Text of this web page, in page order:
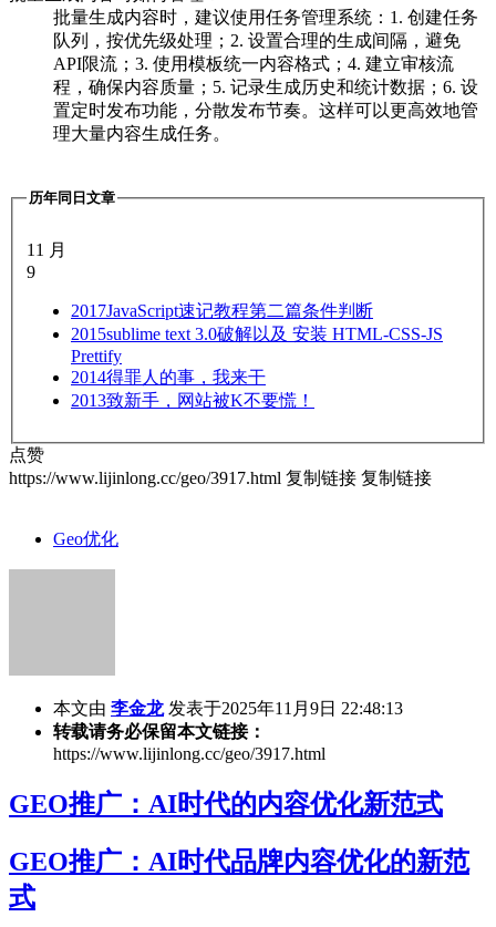
批量生成内容时，建议使用任务管理系统：1. 创建任务
队列，按优先级处理；2. 设置合理的生成间隔，避免
API限流；3. 使用模板统一内容格式；4. 建立审核流
程，确保内容质量；5. 记录生成历史和统计数据；6. 设
置定时发布功能，分散发布节奏。这样可以更高效地管
理大量内容生成任务。
历年同日文章
11 月
9
2017JavaScript速记教程第二篇条件判断
2015sublime text 3.0破解以及 安装 HTML-CSS-JS
Prettify
2014得罪人的事，我来干
2013致新手，网站被K不要慌！
点赞
https://www.lijinlong.cc/geo/3917.html 复制链接 复制链接
Geo优化
本文由 李金龙 发表于2025年11月9日 22:48:13
转载请务必保留本文链接：
https://www.lijinlong.cc/geo/3917.html
GEO推广：AI时代的内容优化新范式
GEO推广：AI时代品牌内容优化的新范
式